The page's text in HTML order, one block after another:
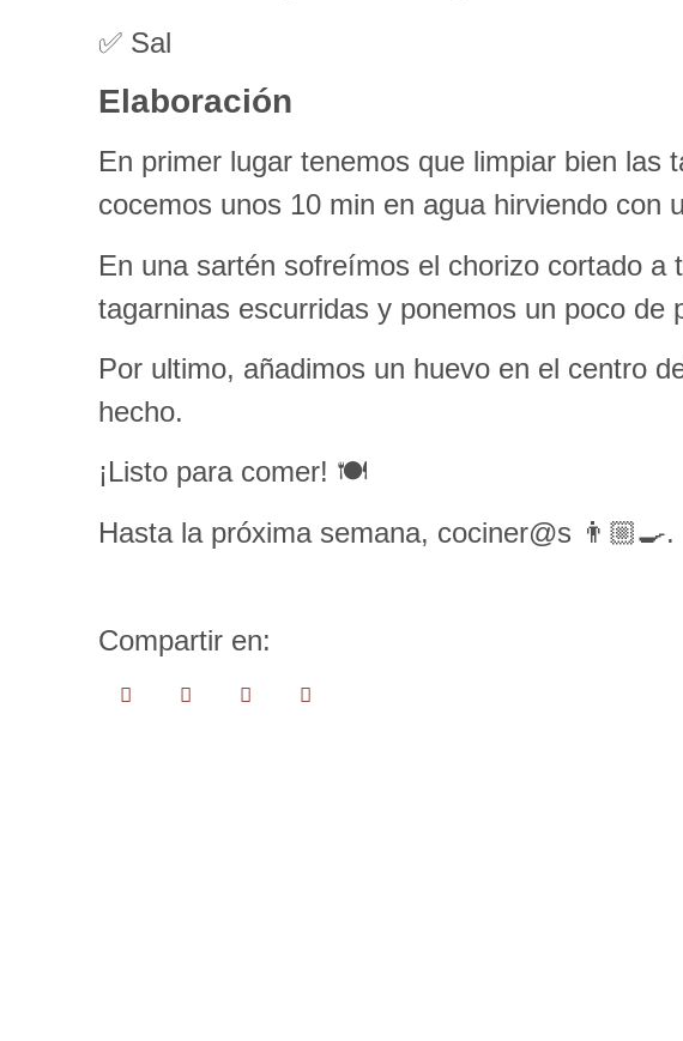
✅ Sal
Elaboración
En primer lugar tenemos que limpiar bien las
cocemos unos 10 min en agua hirviendo con
En una sartén sofreímos el chorizo cortado
tagarninas escurridas y ponemos un poco de
Por ultimo, añadimos un huevo en el centro
hecho.
¡Listo para comer! 🍽
Hasta la próxima semana, cociner@s 👨🏼‍🍳.
Compartir en: